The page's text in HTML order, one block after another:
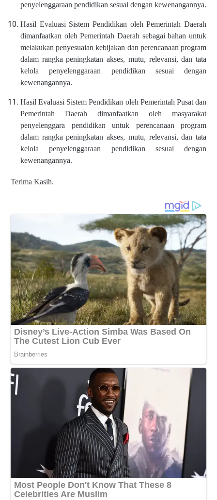
penyelenggaraan pendidikan sesuai dengan kewenangannya.
Hasil Evaluasi Sistem Pendidikan oleh Pemerintah Daerah
dimanfaatkan oleh Pemerintah Daerah sebagai bahan untuk
melakukan penyesuaian kebijakan dan perencanaan program
dalam rangka peningkatan akses, mutu, relevansi, dan tata
kelola penyelenggaraan pendidikan sesuai dengan
kewenangannya.
Hasil Evaluasi Sistem Pendidikan oleh Pemerintah Pusat dan
Pemerintah Daerah dimanfaatkan oleh masyarakat
penyelenggara pendidikan untuk perencanaan program
dalam rangka peningkatan akses, mutu, relevansi, dan tata
kelola penyelenggaraan pendidikan sesuai dengan
kewenangannya.
Terima Kasih.